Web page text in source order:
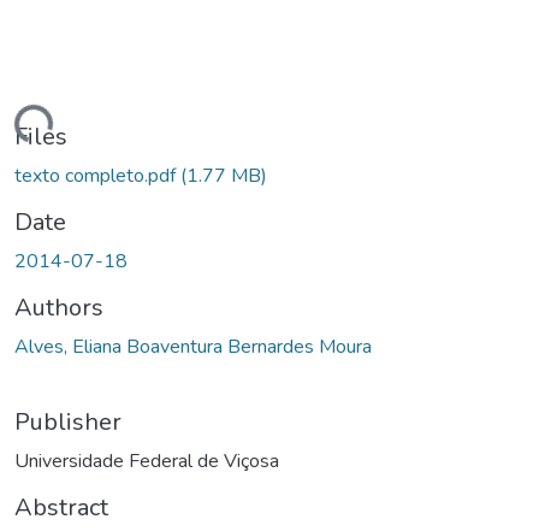
Files
texto completo.pdf(1.77 MB)
Date
2014-07-18
Authors
Alves, Eliana Boaventura Bernardes Moura
Publisher
Universidade Federal de Viçosa
Abstract